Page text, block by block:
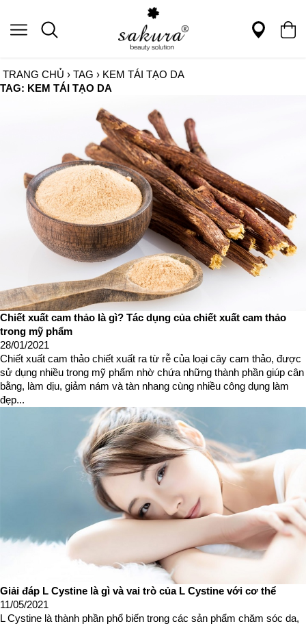
TRANG CHỦ › TAG › KEM TÁI TẠO DA
TAG: KEM TÁI TẠO DA
Chiết xuất cam thảo là gì? Tác dụng của chiết xuất cam thảo
trong mỹ phẩm
28/01/2021
Chiết xuất cam thảo chiết xuất ra từ rễ của loại cây cam thảo, được
sử dụng nhiều trong mỹ phẩm nhờ chứa những thành phần giúp cân
bằng, làm dịu, giảm nám và tàn nhang cùng nhiều công dụng làm
đẹp...
Giải đáp L Cystine là gì và vai trò của L Cystine với cơ thể
11/05/2021
L Cystine là thành phần phổ biến trong các sản phẩm chăm sóc da,